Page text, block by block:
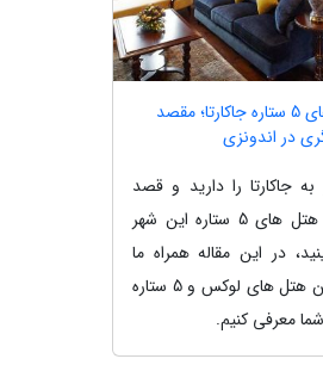
بهترین هتل های 5 ستاره جاکارتا؛ مقصد
در اندونزی
جاکارتا را دارید و قصد
دارید از میان هتل های 5 ستاره این شهر
در این مقاله همراه ما
باشید تا بهترین هتل های لوکس و 5 ستاره
معرفی کنیم.